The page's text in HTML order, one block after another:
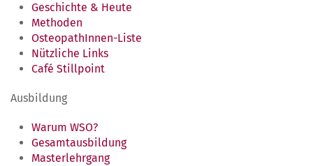
Geschichte & Heute
Methoden
OsteopathInnen-Liste
Nützliche Links
Café Stillpoint
Ausbildung
Warum WSO?
Gesamtausbildung
Masterlehrgang